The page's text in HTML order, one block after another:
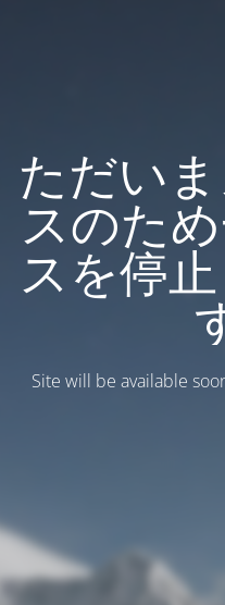
ただいま
スのた
スを停止
Site will be available